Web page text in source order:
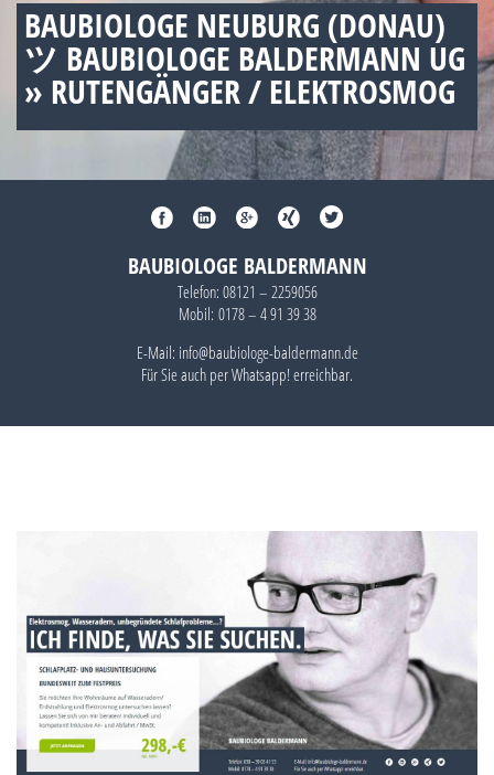
BAUBIOLOGE NEUBURG (DONAU)
ツ BAUBIOLOGE BALDERMANN UG
» RUTENGÄNGER / ELEKTROSMOG
BAUBIOLOGE BALDERMANN
Telefon: 08121 – 2259056
Mobil: 0178 – 4 91 39 38
E-Mail: info@baubiologe-baldermann.de
Für Sie auch perWhatsapp!erreichbar.